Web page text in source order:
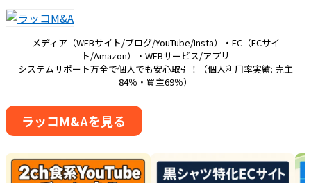
メディア（WEBサイト/ブログ/YouTube/Insta）・EC（ECサイ
ト/Amazon）・WEBサービス/アプリ
システムサポート万全で個人でも安心取引！（個人利用率実績: 売主
84％・買主69％）
ラッコM&Aを見る